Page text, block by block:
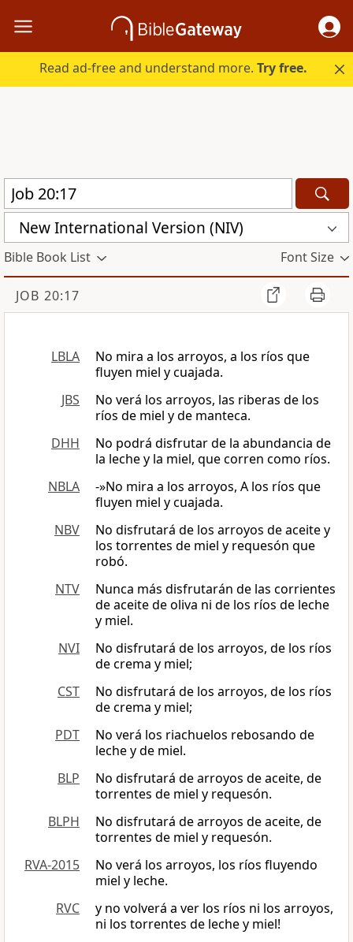
Read ad-free and understand more.Try free.
New International Version (NIV)
Bible Book List Font Size
JOB 20:17
LBLA
No mira a los arroyos, a los ríos que
fluyen miel y cuajada.
JBS
No verá los arroyos, las riberas de los
ríos de miel y de manteca.
DHH
No podrá disfrutar de la abundancia de
la leche y la miel, que corren como ríos.
NBLA
-»No mira a los arroyos, A los ríos que
fluyen miel y cuajada.
NBV
No disfrutará de los arroyos de aceite y
los torrentes de miel y requesón que
robó.
NTV
Nunca más disfrutarán de las corrientes
de aceite de oliva ni de los ríos de leche
y miel.
NVI
No disfrutará de los arroyos, de los ríos
de crema y miel;
CST
No disfrutará de los arroyos, de los ríos
de crema y miel;
PDT
No verá los riachuelos rebosando de
leche y de miel.
BLP
No disfrutará de arroyos de aceite, de
torrentes de miel y requesón.
BLPH
No disfrutará de arroyos de aceite, de
torrentes de miel y requesón.
RVA-2015
No verá los arroyos, los ríos fluyendo
miel y leche.
RVC
y no volverá a ver los ríos ni los arroyos,
ni los torrentes de leche y miel!